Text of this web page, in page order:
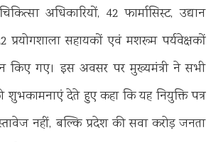
अधिकारियों, 42 फार्मासिस्ट, उद्यान
प्रयोगशाला सहायकों एवं मशरूम पर्यवेक्षकों
किए गए। इस अवसर पर मुख्यमंत्री ने सभी
शुभकामनाएं देते हुए कहा कि यह नियुक्ति पत्र
नहीं, बल्कि प्रदेश की सवा करोड़ जनता